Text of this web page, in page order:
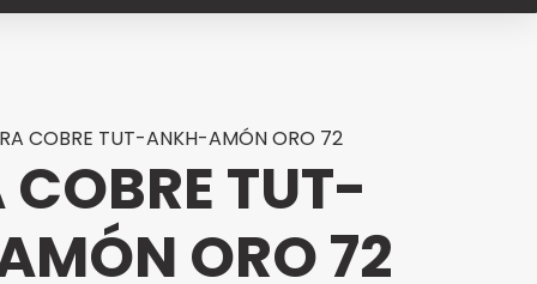
COBRE TUT-ANKH-AMÓN ORO 72
TUT-
ORO 72